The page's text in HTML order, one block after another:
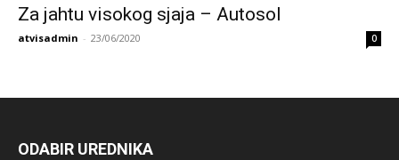
Za jahtu visokog sjaja – Autosol
atvisadmin - 23/06/2020 0
ODABIR UREDNIKA